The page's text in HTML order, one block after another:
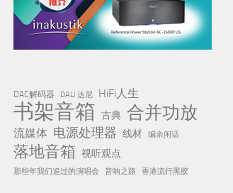
DAC解码器 DALI 达尼 HiFi人生
书架音箱 古典 合并功放
流媒体 电源处理器 线材 编余闲话
落地音箱 视听观点
那些年我们追过的演唱会 音响之路 香港流行黑胶